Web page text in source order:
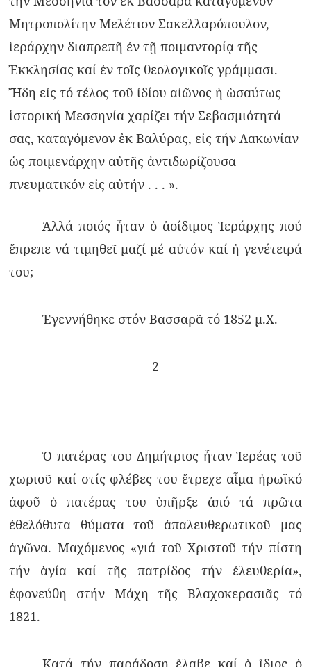
Μητροπολίτην Μελέτιον Σακελλαρόπουλον,
ἱεράρχην διαπρεπῆ ἐν τῇ ποιμαντορίᾳ τῆς
Ἐκκλησίας καί ἐν τοῖς θεολογικοῖς γράμμασι.
Ἤδη εἰς τό τέλος τοῦ ἰδίου αἰῶνος ἡ ὡσαύτως
ἱστορική Μεσσηνία χαρίζει τήν Σεβασμιότητά
σας, καταγόμενον ἐκ Βαλύρας, εἰς τήν Λακωνίαν
ὡς ποιμενάρχην αὐτῆς ἀντιδωρίζουσα
πνευματικόν εἰς αὐτήν . . . ».
Ἀλλά ποιός ἦταν ὁ ἀοίδιμος Ἱεράρχης πού
ἔπρεπε νά τιμηθεῖ μαζί μέ αὐτόν καί ἡ γενέτειρά
του;
Ἐγεννήθηκε στόν Βασσαρᾶ τό 1852 μ.Χ.
-2-
Ὁ πατέρας του Δημήτριος ἦταν Ἱερέας τοῦ
χωριοῦ καί στίς φλέβες του ἔτρεχε αἷμα ἡρωϊκό
ἀφοῦ ὁ πατέρας του ὑπῆρξε ἀπό τά πρῶτα
ἐθελόθυτα θύματα τοῦ ἀπαλευθερωτικοῦ μας
ἀγῶνα. Μαχόμενος «γιά τοῦ Χριστοῦ τήν πίστη
τήν ἁγία καί τῆς πατρίδος τήν ἐλευθερία»,
ἐφονεύθη στήν Μάχη τῆς Βλαχοκερασιᾶς τό
1821.